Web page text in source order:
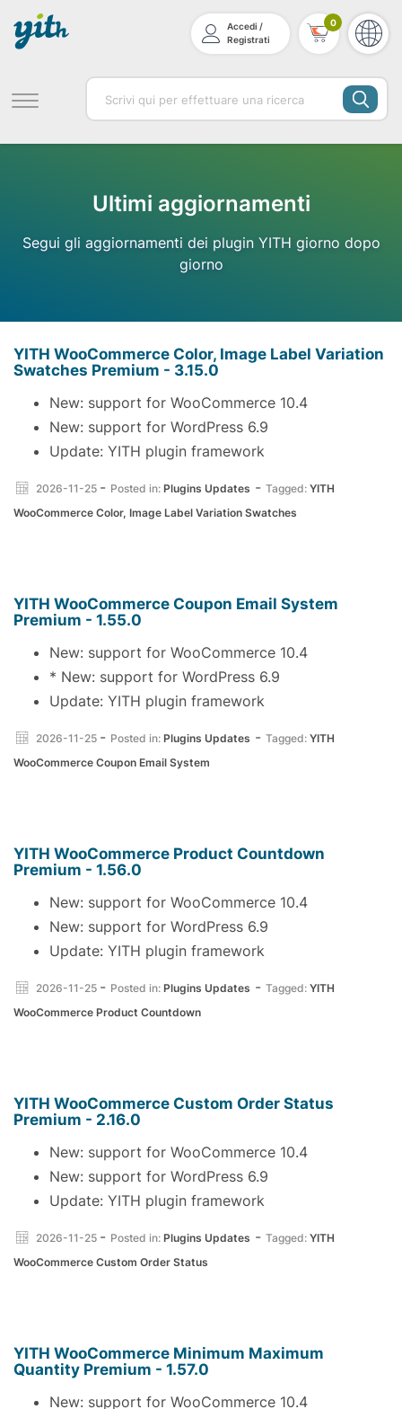
Accedi /
Registrati
0
Ultimi aggiornamenti
Segui gli aggiornamenti dei plugin YITH giorno dopo
giorno
YITH WooCommerce Color, Image Label Variation
Swatches Premium - 3.15.0
New: support for WooCommerce 10.4
New: support for WordPress 6.9
Update: YITH plugin framework
2026-11-25 - Posted in: Plugins Updates - Tagged: YITH
WooCommerce Color, Image Label Variation Swatches
YITH WooCommerce Coupon Email System
Premium - 1.55.0
New: support for WooCommerce 10.4
* New: support for WordPress 6.9
Update: YITH plugin framework
2026-11-25 - Posted in: Plugins Updates - Tagged: YITH
WooCommerce Coupon Email System
YITH WooCommerce Product Countdown
Premium - 1.56.0
New: support for WooCommerce 10.4
New: support for WordPress 6.9
Update: YITH plugin framework
2026-11-25 - Posted in: Plugins Updates - Tagged: YITH
WooCommerce Product Countdown
YITH WooCommerce Custom Order Status
Premium - 2.16.0
New: support for WooCommerce 10.4
New: support for WordPress 6.9
Update: YITH plugin framework
2026-11-25 - Posted in: Plugins Updates - Tagged: YITH
WooCommerce Custom Order Status
YITH WooCommerce Minimum Maximum
Quantity Premium - 1.57.0
New: support for WooCommerce 10.4